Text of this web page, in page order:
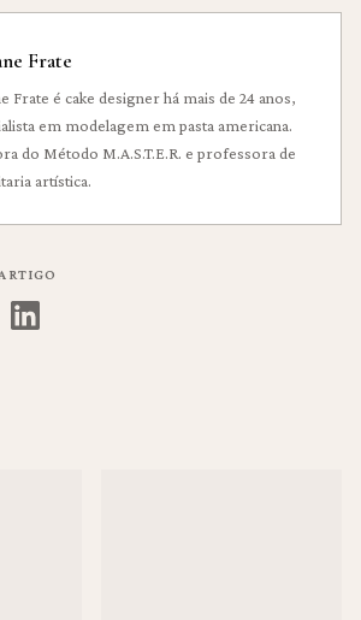
Frate
Frate é cake designer há mais de 24 anos,
em modelagem em pasta americana.
do Método M.A.S.T.E.R. e professora de
artística.